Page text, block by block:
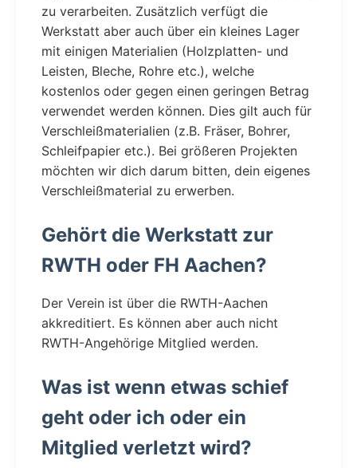
zu verarbeiten. Zusätzlich verfügt die
Werkstatt aber auch über ein kleines Lager
mit einigen Materialien (Holzplatten- und
Leisten, Bleche, Rohre etc.), welche
kostenlos oder gegen einen geringen Betrag
verwendet werden können. Dies gilt auch für
Verschleißmaterialien (z.B. Fräser, Bohrer,
Schleifpapier etc.). Bei größeren Projekten
möchten wir dich darum bitten, dein eigenes
Verschleißmaterial zu erwerben.
Gehört die Werkstatt zur
RWTH oder FH Aachen?
Der Verein ist über die RWTH-Aachen
akkreditiert. Es können aber auch nicht
RWTH-Angehörige Mitglied werden.
Was ist wenn etwas schief
geht oder ich oder ein
Mitglied verletzt wird?